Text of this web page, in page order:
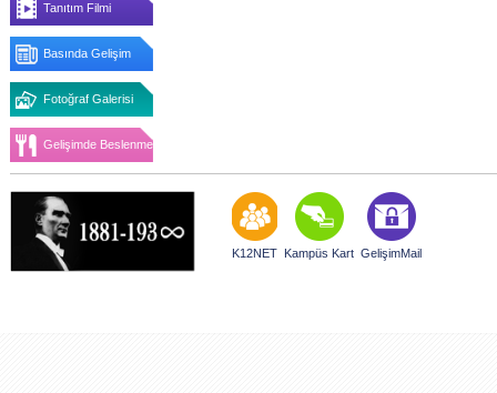
Tanıtım Filmi
Basında Gelişim
Fotoğraf Galerisi
Gelişimde Beslenme
K12NET Kampüs Kart GelişimMail